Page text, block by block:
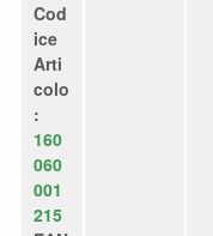
Cod
ice
Arti
colo
:
160
060
001
215